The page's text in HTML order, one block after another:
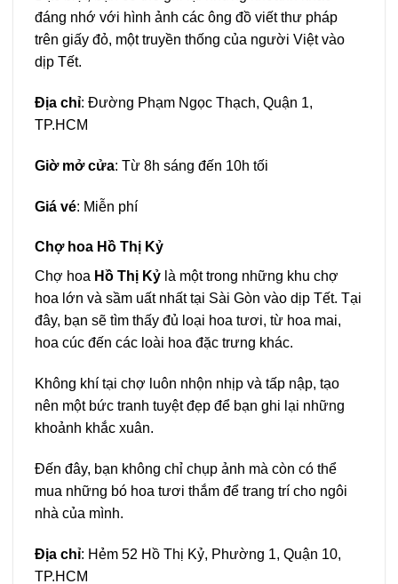
đáng nhớ với hình ảnh các ông đồ viết thư pháp
trên giấy đỏ, một truyền thống của người Việt vào
dịp Tết.
Địa chỉ: Đường Phạm Ngọc Thạch, Quận 1,
TP.HCM
Giờ mở cửa: Từ 8h sáng đến 10h tối
Giá vé: Miễn phí
Chợ hoa Hồ Thị Kỷ
Chợ hoa Hồ Thị Kỷ là một trong những khu chợ
hoa lớn và sầm uất nhất tại Sài Gòn vào dịp Tết. Tại
đây, bạn sẽ tìm thấy đủ loại hoa tươi, từ hoa mai,
hoa cúc đến các loài hoa đặc trưng khác.
Không khí tại chợ luôn nhộn nhịp và tấp nập, tạo
nên một bức tranh tuyệt đẹp để bạn ghi lại những
khoảnh khắc xuân.
Đến đây, bạn không chỉ chụp ảnh mà còn có thể
mua những bó hoa tươi thắm để trang trí cho ngôi
nhà của mình.
Địa chỉ: Hẻm 52 Hồ Thị Kỷ, Phường 1, Quận 10,
TP.HCM